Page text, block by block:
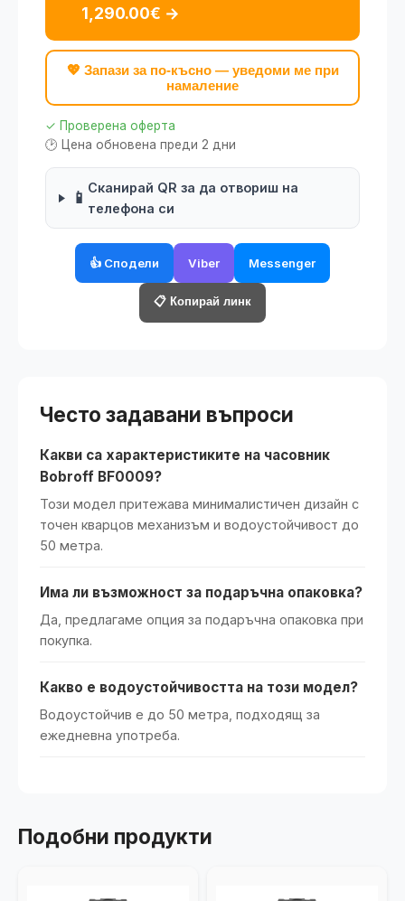
1,290.00€ →
💖 Запази за по-късно — уведоми ме при
намаление
✓ Проверена оферта
🕑 Цена обновена преди 2 дни
📱
Сканирай QR за да отвориш на
телефона си
👍 Сподели Viber Messenger
📋 Копирай линк
Често задавани въпроси
Какви са характеристиките на часовник
Bobroff BF0009?
Този модел притежава минималистичен дизайн с
точен кварцов механизъм и водоустойчивост до
50 метра.
Има ли възможност за подаръчна опаковка?
Да, предлагаме опция за подаръчна опаковка при
покупка.
Какво е водоустойчивостта на този модел?
Водоустойчив е до 50 метра, подходящ за
ежедневна употреба.
Подобни продукти